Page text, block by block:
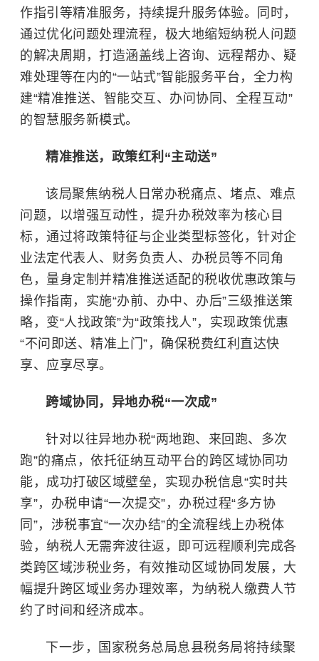
作指引等精准服务，持续提升服务体验。同时，
通过优化问题处理流程，极大地缩短纳税人问题
的解决周期，打造涵盖线上咨询、远程帮办、疑
难处理等在内的“一站式”智能服务平台，全力构
建“精准推送、智能交互、办问协同、全程互动”
的智慧服务新模式。
精准推送，政策红利“主动送”
该局聚焦纳税人日常办税痛点、堵点、难点
问题，以增强互动性，提升办税效率为核心目
标，通过将政策特征与企业类型标签化，针对企
业法定代表人、财务负责人、办税员等不同角
色，量身定制并精准推送适配的税收优惠政策与
操作指南，实施“办前、办中、办后”三级推送策
略，变“人找政策”为“政策找人”，实现政策优惠
“不问即送、精准上门”，确保税费红利直达快
享、应享尽享。
跨域协同，异地办税“一次成”
针对以往异地办税“两地跑、来回跑、多次
跑”的痛点，依托征纳互动平台的跨区域协同功
能，成功打破区域壁垒，实现办税信息“实时共
享”，办税申请“一次提交”，办税过程“多方协
同”，涉税事宜“一次办结”的全流程线上办税体
验，纳税人无需奔波往返，即可远程顺利完成各
类跨区域涉税业务，有效推动区域协同发展，大
幅提升跨区域业务办理效率，为纳税人缴费人节
约了时间和经济成本。
下一步，国家税务总局息县税务局将持续聚